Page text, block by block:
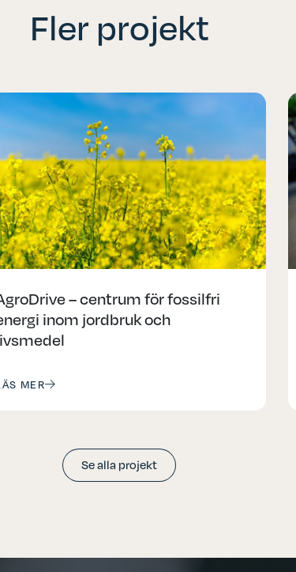
Fler projekt
– centrum för fossilfri
inom jordbruk och
MER
Se alla projekt